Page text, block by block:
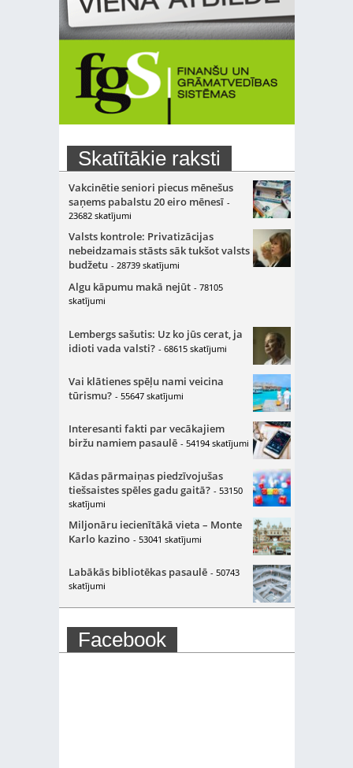
Skatītākie raksti
Vakcinētie seniori piecus mēnešus
saņems pabalstu 20 eiro mēnesī -
23682 skatījumi
Valsts kontrole: Privatizācijas
nebeidzamais stāsts sāk tukšot valsts
budžetu - 28739 skatījumi
Algu kāpumu makā nejūt - 78105
skatījumi
Lembergs sašutis: Uz ko jūs cerat, ja
idioti vada valsti? - 68615 skatījumi
Vai klātienes spēļu nami veicina
tūrismu? - 55647 skatījumi
Interesanti fakti par vecākajiem
biržu namiem pasaulē - 54194 skatījumi
Kādas pārmaiņas piedzīvojušas
tiešsaistes spēles gadu gaitā? - 53150
skatījumi
Miljonāru iecienītākā vieta – Monte
Karlo kazino - 53041 skatījumi
Labākās bibliotēkas pasaulē - 50743
skatījumi
Facebook